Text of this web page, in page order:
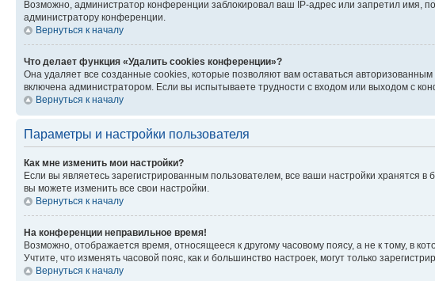
Возможно, администратор конференции заблокировал ваш IP-адрес или запретил имя,
администратору конференции.
Вернуться к началу
Что делает функция «Удалить cookies конференции»?
Она удаляет все созданные cookies, которые позволяют вам оставаться
включена администратором. Если вы испытываете трудности с входом или выходом с
Вернуться к началу
Параметры и настройки пользователя
Как мне изменить мои настройки?
Если вы являетесь зарегистрированным пользователем, все ваши настройки хранятся
вы можете изменить все свои настройки.
Вернуться к началу
На конференции неправильное время!
Возможно, отображается время, относящееся к другому часовому поясу, а не к тому, в
Учтите, что изменять часовой пояс, как и большинство настроек, могут только
Вернуться к началу